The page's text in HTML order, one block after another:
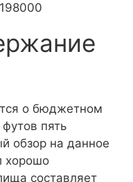
198000
о бюджетном
пять
обзор на данное
хорошо
составляет